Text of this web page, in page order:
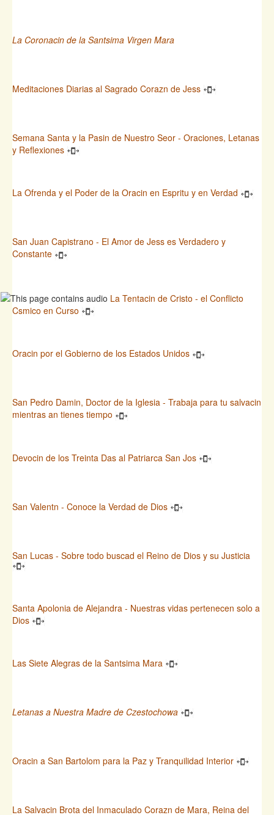
La Coronacin de la Santsima Virgen Mara
Meditaciones Diarias al Sagrado Corazn de Jess
Semana Santa y la Pasin de Nuestro Seor - Oraciones, Letanas
y Reflexiones
La Ofrenda y el Poder de la Oracin en Espritu y en Verdad
San Juan Capistrano - El Amor de Jess es Verdadero y
Constante
La Tentacin de Cristo - el Conflicto
Csmico en Curso
Oracin por el Gobierno de los Estados Unidos
San Pedro Damin, Doctor de la Iglesia - Trabaja para tu salvacin
mientras an tienes tiempo
Devocin de los Treinta Das al Patriarca San Jos
San Valentn - Conoce la Verdad de Dios
San Lucas - Sobre todo buscad el Reino de Dios y su Justicia
Santa Apolonia de Alejandra - Nuestras vidas pertenecen solo a
Dios
Las Siete Alegras de la Santsima Mara
Letanas a Nuestra Madre de Czestochowa
Oracin a San Bartolom para la Paz y Tranquilidad Interior
La Salvacin Brota del Inmaculado Corazn de Mara, Reina del